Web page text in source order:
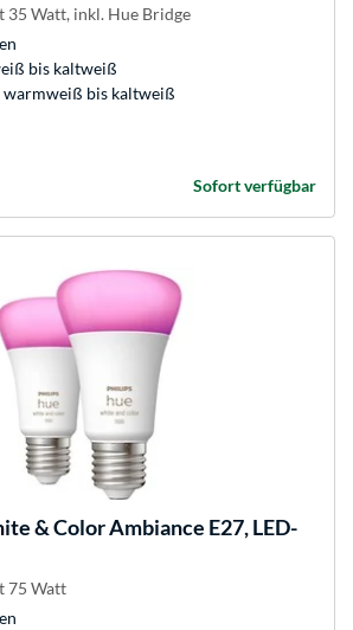
35 Watt, inkl. Hue Bridge
bis kaltweiß
bis kaltweiß
Sofort verfügbar
& Color Ambiance E27, LED-
75 Watt